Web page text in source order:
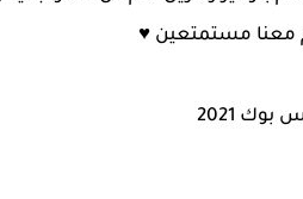
معنا مستمتعين ♥
2021